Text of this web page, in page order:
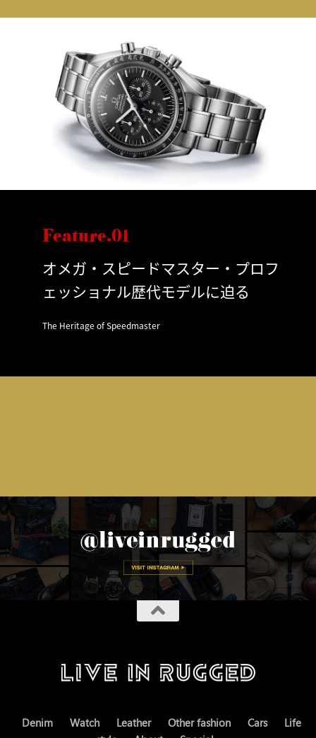
Feature.01
オメガ・スピードマスター・プロフ
ェッショナル歴代モデルに迫る
The Heritage of Speedmaster
Denim Watch Leather Other fashion Cars
Life